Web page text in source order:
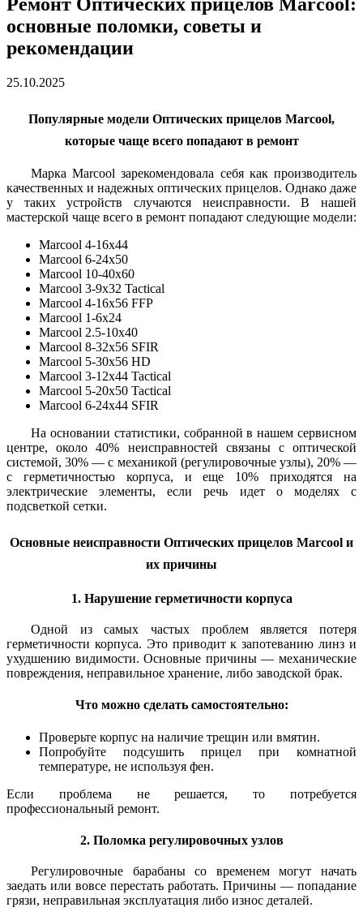
основные поломки, советы и
рекомендации
25.10.2025
Популярные модели Оптических прицелов Marcool,
которые чаще всего попадают в ремонт
Марка Marcool зарекомендовала себя как производитель
качественных и надежных оптических прицелов. Однако даже
у таких устройств случаются неисправности. В нашей
мастерской чаще всего в ремонт попадают следующие модели:
Marcool 4-16x44
Marcool 6-24x50
Marcool 10-40x60
Marcool 3-9x32 Tactical
Marcool 4-16x56 FFP
Marcool 1-6x24
Marcool 2.5-10x40
Marcool 8-32x56 SFIR
Marcool 5-30x56 HD
Marcool 3-12x44 Tactical
Marcool 5-20x50 Tactical
Marcool 6-24x44 SFIR
На основании статистики, собранной в нашем сервисном
центре, около 40% неисправностей связаны с оптической
системой, 30% — с механикой (регулировочные узлы), 20% —
с герметичностью корпуса, и еще 10% приходятся на
электрические элементы, если речь идет о моделях с
подсветкой сетки.
Основные неисправности Оптических прицелов Marcool и
их причины
1. Нарушение герметичности корпуса
Одной из самых частых проблем является потеря
герметичности корпуса. Это приводит к запотеванию линз и
ухудшению видимости. Основные причины — механические
повреждения, неправильное хранение, либо заводской брак.
Что можно сделать самостоятельно:
Проверьте корпус на наличие трещин или вмятин.
Попробуйте подсушить прицел при комнатной
температуре, не используя фен.
Если проблема не решается, то потребуется
профессиональный ремонт.
2. Поломка регулировочных узлов
Регулировочные барабаны со временем могут начать
заедать или вовсе перестать работать. Причины — попадание
грязи, неправильная эксплуатация либо износ деталей.